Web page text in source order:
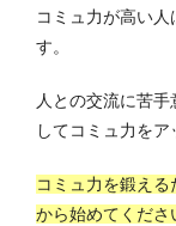
コミュ力が高い
す。
人との交流に苦
してコミュ力をア
コミュ力を鍛え
から始めてくださ